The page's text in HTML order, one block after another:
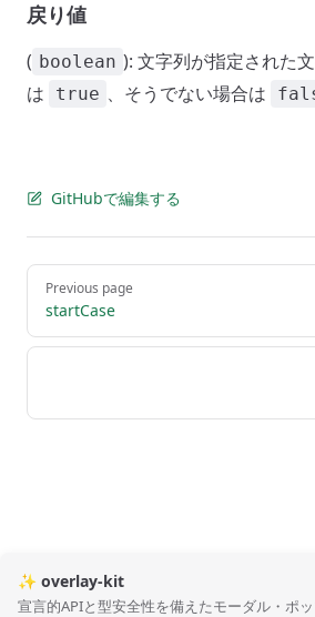
戻り値
( boolean ): 文字列が指定された
は
true 、そうでない場合は
GitHubで編集する
Pager
Previous page
startCase
✨ overlay-kit
宣言的APIと型安全性を備えたモーダル・ポ